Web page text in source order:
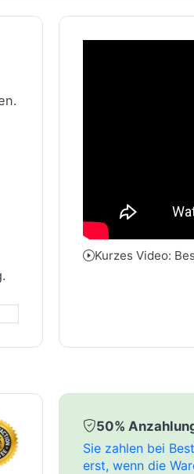
Kurzes Video:
50%
Sie zahlen bei
erst, wenn die